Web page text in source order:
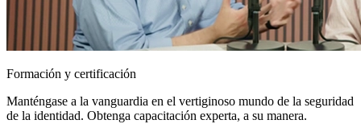
Formación y certificación
Manténgase a la vanguardia en el vertiginoso mundo de la seguridad
de la identidad. Obtenga capacitación experta, a su manera.